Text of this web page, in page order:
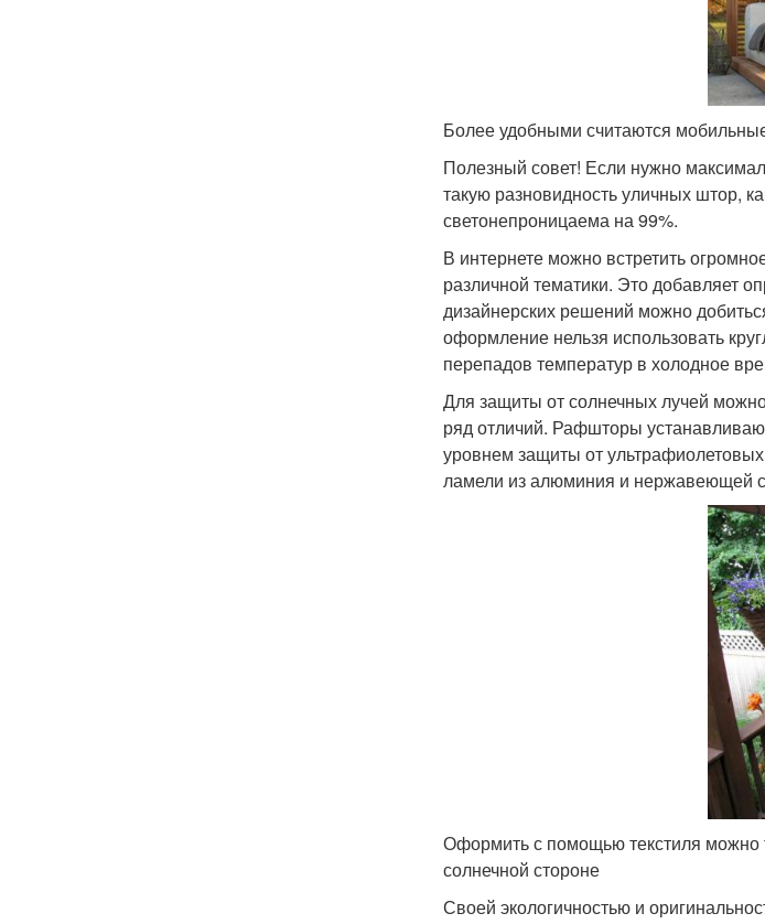
Более удобными считаются
Полезный совет! Если нужно
такую разновидность уличных штор,
светонепроницаема на 99%.
В интернете можно встретить
различной тематики. Это добавляет
дизайнерских решений можно
оформление нельзя использовать
перепадов температур в холодное
Для защиты от солнечных лучей
ряд отличий. Рафшторы
уровнем защиты от ультрафиолетовых
ламели из алюминия и нержавеющей
Оформить с помощью текстиля можно
солнечной стороне
Своей экологичностью и